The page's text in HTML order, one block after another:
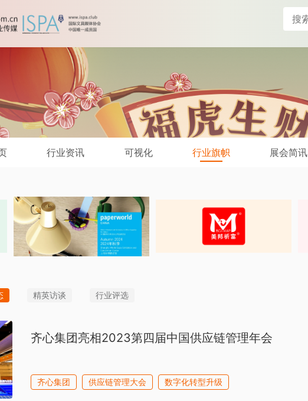
行业资讯 可视化 行业旗帜 展会简讯
精英访谈 行业评选
齐心集团亮相2023第四届中国供应链管理年会
齐心集团 供应链管理大会 数字化转型升级